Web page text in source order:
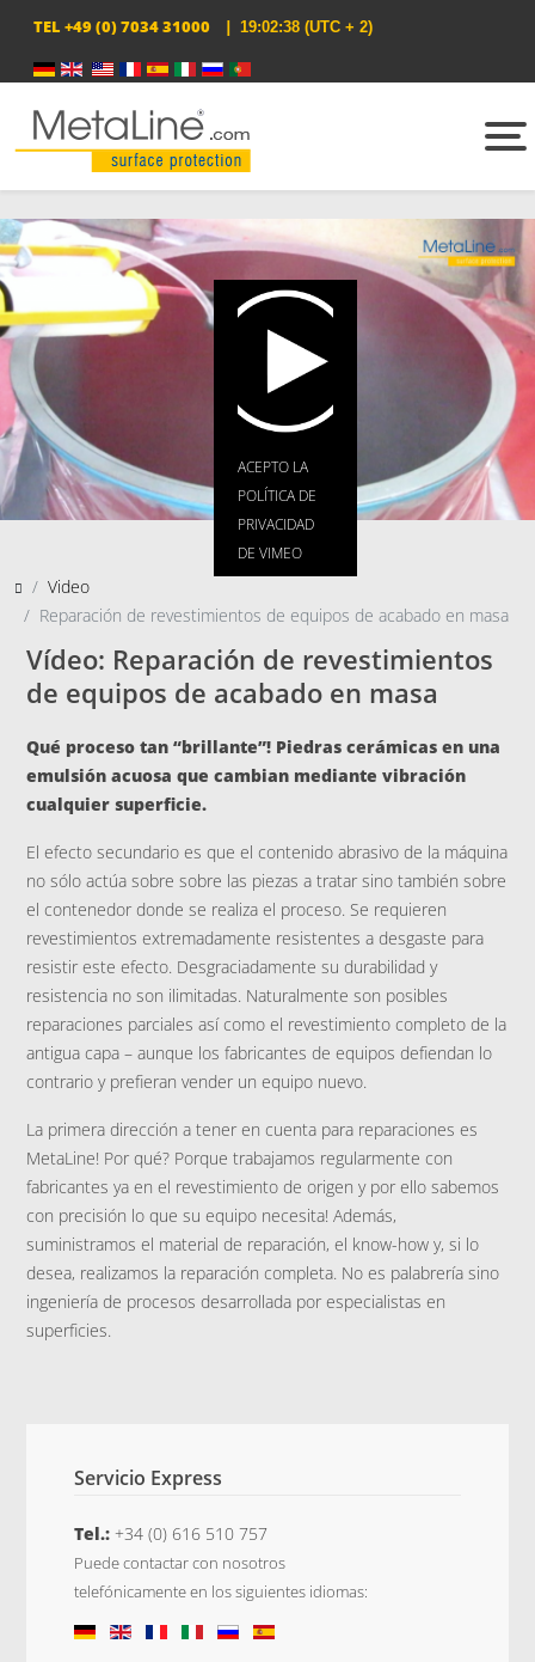
TEL +49 (0) 7034 31000 | 19:02:39 (UTC + 2)
ACEPTO LA
POLÍTICA DE
PRIVACIDAD
DE VIMEO
Video
Reparación de revestimientos de equipos de acabado en masa
Vídeo: Reparación de revestimientos
de equipos de acabado en masa
Qué proceso tan “brillante”! Piedras cerámicas en una
emulsión acuosa que cambian mediante vibración
cualquier superficie.
El efecto secundario es que el contenido abrasivo de la máquina
no sólo actúa sobre sobre las piezas a tratar sino también sobre
el contenedor donde se realiza el proceso. Se requieren
revestimientos extremadamente resistentes a desgaste para
resistir este efecto. Desgraciadamente su durabilidad y
resistencia no son ilimitadas. Naturalmente son posibles
reparaciones parciales así como el revestimiento completo de la
antigua capa – aunque los fabricantes de equipos defiendan lo
contrario y prefieran vender un equipo nuevo.
La primera dirección a tener en cuenta para reparaciones es
MetaLine! Por qué? Porque trabajamos regularmente con
fabricantes ya en el revestimiento de origen y por ello sabemos
con precisión lo que su equipo necesita! Además,
suministramos el material de reparación, el know-how y, si lo
desea, realizamos la reparación completa. No es palabrería sino
ingeniería de procesos desarrollada por especialistas en
superficies.
Servicio Express
Tel.: +34 (0) 616 510 757
Puede contactar con nosotros
telefónicamente en los siguientes idiomas: